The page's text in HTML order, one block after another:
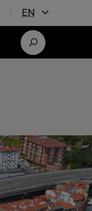
EN
Search